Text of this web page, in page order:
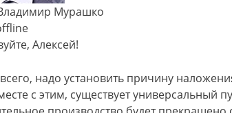
Мурашко
Алексей!
надо установить причину
с этим, существует универсальный